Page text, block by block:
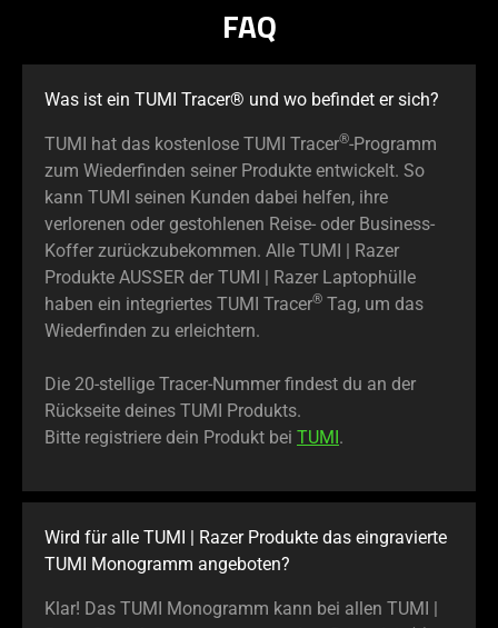
FAQ
Was ist ein TUMI Tracer® und wo befindet er sich?
TUMI hat das kostenlose TUMI Tracer®-Programm
zum Wiederfinden seiner Produkte entwickelt. So
kann TUMI seinen Kunden dabei helfen, ihre
verlorenen oder gestohlenen Reise- oder Business-
Koffer zurückzubekommen. Alle TUMI | Razer
Produkte AUSSER der TUMI | Razer Laptophülle
haben ein integriertes TUMI Tracer® Tag, um das
Wiederfinden zu erleichtern.
Die 20-stellige Tracer-Nummer findest du an der
Rückseite deines TUMI Produkts.
Bitte registriere dein Produkt bei TUMI.
Wird für alle TUMI | Razer Produkte das eingravierte
TUMI Monogramm angeboten?
Klar! Das TUMI Monogramm kann bei allen TUMI |